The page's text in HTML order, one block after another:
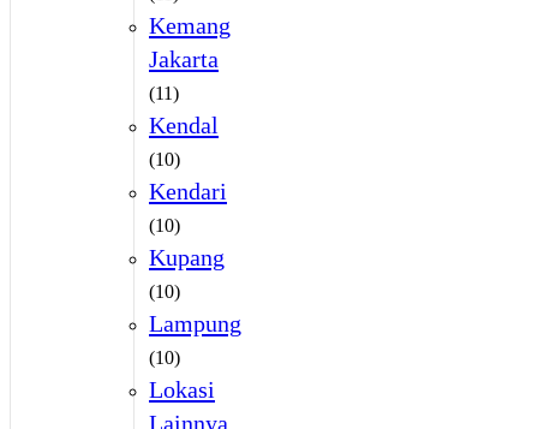
Kemang
Jakarta
(11)
Kendal
(10)
Kendari
(10)
Kupang
(10)
Lampung
(10)
Lokasi
Lainnya